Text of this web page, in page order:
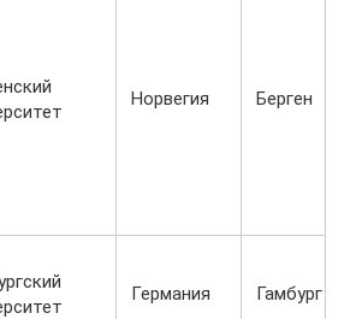
Норвегия Берген
Германия Гамбург